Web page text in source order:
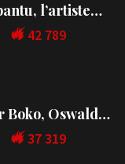
l’artiste…
42 789
Boko, Oswald…
37 319